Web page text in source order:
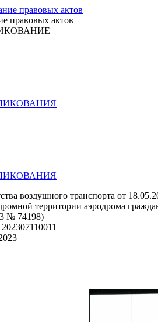
правовых актов
воздушного транспорта от
территории аэродрома
№ 74198)